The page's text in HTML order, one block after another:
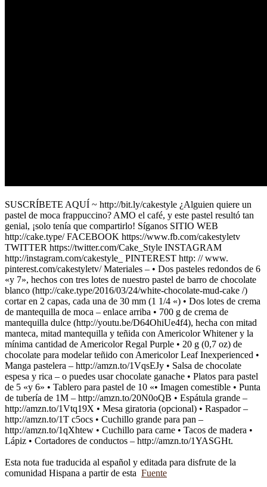
SUSCRÍBETE AQUÍ ~ http://bit.ly/cakestyle ¿Alguien quiere un
pastel de moca frappuccino? AMO el café, y este pastel resultó tan
genial, ¡solo tenía que compartirlo! Síganos SITIO WEB
http://cake.type/ FACEBOOK https://www.fb.com/cakestyletv
TWITTER https://twitter.com/Cake_Style INSTAGRAM
http://instagram.com/cakestyle_ PINTEREST http: // www.
pinterest.com/cakestyletv/ Materiales – • Dos pasteles redondos de 6
«y 7», hechos con tres lotes de nuestro pastel de barro de chocolate
blanco (http://cake.type/2016/03/24/white-chocolate-mud-cake /)
cortar en 2 capas, cada una de 30 mm (1 1/4 «) • Dos lotes de crema
de mantequilla de moca – enlace arriba • 700 g de crema de
mantequilla dulce (http://youtu.be/D64OhiUe4f4), hecha con mitad
manteca, mitad mantequilla y teñida con Americolor Whitener y la
mínima cantidad de Americolor Regal Purple • 20 g (0,7 oz) de
chocolate para modelar teñido con Americolor Leaf Inexperienced •
Manga pastelera – http://amzn.to/1VqsEJy • Salsa de chocolate
espesa y rica – o puedes usar chocolate ganache • Platos para pastel
de 5 «y 6» • Tablero para pastel de 10 «• Imagen comestible • Punta
de tubería de 1M – http://amzn.to/20N0oQB • Espátula grande –
http://amzn.to/1Vtq19X • Mesa giratoria (opcional) • Raspador –
http://amzn.to/1T c5ocs • Cuchillo grande para pan –
http://amzn.to/1qXhtew • Cuchillo para carne • Tacos de madera •
Lápiz • Cortadores de conductos – http://amzn.to/1YASGHt.
Esta nota fue traducida al español y editada para disfrute de la
comunidad Hispana a partir de esta Fuente